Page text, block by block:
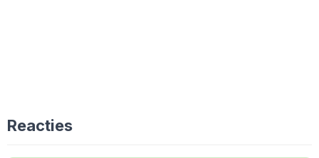
Reacties